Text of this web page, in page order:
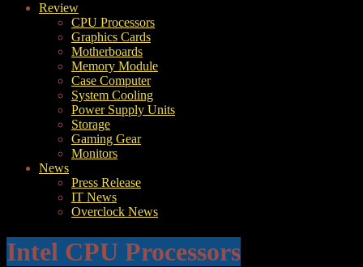
Review
CPU Processors
Graphics Cards
Motherboards
Memory Module
Case Computer
System Cooling
Power Supply Units
Storage
Gaming Gear
Monitors
News
Press Release
IT News
Overclock News
Intel CPU Processors